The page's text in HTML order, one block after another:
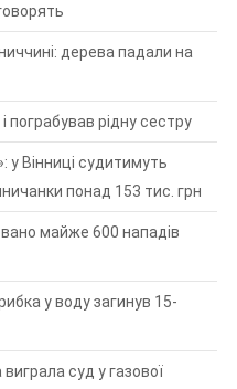
дерева падали на
пограбував рідну сестру
Вінниці судитимуть
понад 153 тис. грн
майже 600 нападів
у воду загинув 15-
суд у газової